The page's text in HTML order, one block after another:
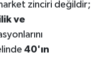
zinciri değildir;
ve
40'ın